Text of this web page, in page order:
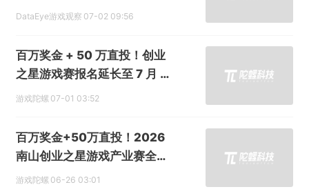
势？
DataEye游戏观察 07-02 09:56
百万奖金 + 50 万直投！创业
之星游戏赛报名延长至 7 月 15
日
游戏陀螺 07-01 03:52
百万奖金+50万直投！2026
南山创业之星游戏产业赛全面
开启招募
游戏陀螺 06-26 03:01